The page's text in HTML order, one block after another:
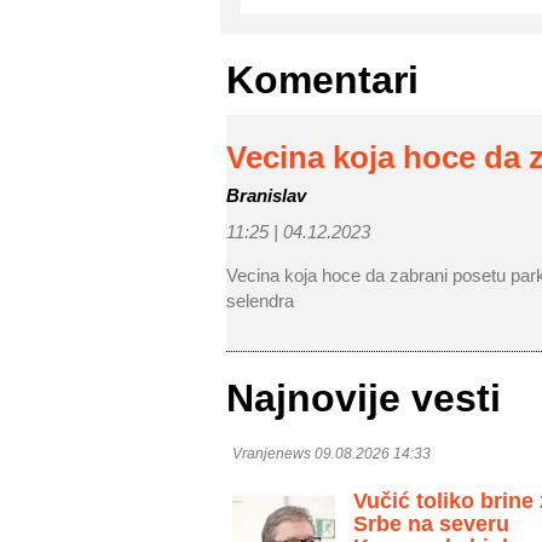
Komentari
Vecina koja hoce da
Branislav
11:25 | 04.12.2023
Vecina koja hoce da zabrani posetu
selendra
Najnovije vesti
Vranjenews 09.08.2026 14:33
Vučić toliko brine
Srbe na severu